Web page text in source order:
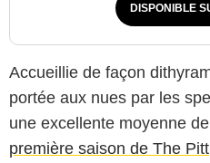
DISPONIBLE
Accueillie de façon
portée aux nues par les
une excellente moyenne
première saison de The Pitt